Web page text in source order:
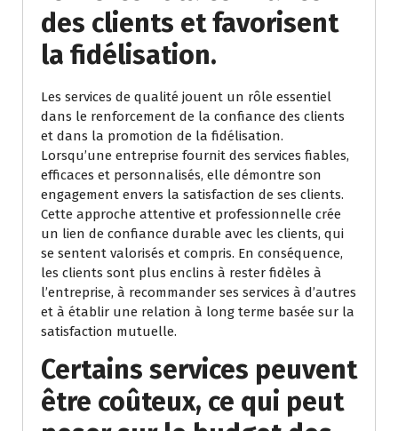
des clients et favorisent
la fidélisation.
Les services de qualité jouent un rôle essentiel
dans le renforcement de la confiance des clients
et dans la promotion de la fidélisation.
Lorsqu’une entreprise fournit des services fiables,
efficaces et personnalisés, elle démontre son
engagement envers la satisfaction de ses clients.
Cette approche attentive et professionnelle crée
un lien de confiance durable avec les clients, qui
se sentent valorisés et compris. En conséquence,
les clients sont plus enclins à rester fidèles à
l’entreprise, à recommander ses services à d’autres
et à établir une relation à long terme basée sur la
satisfaction mutuelle.
Certains services peuvent
être coûteux, ce qui peut